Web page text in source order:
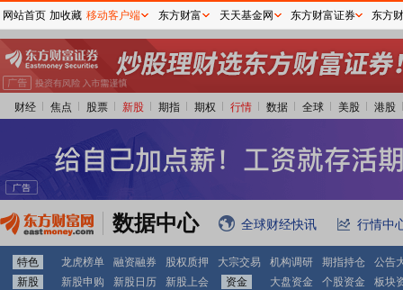
财经 焦点 股票 新股 期指 期权 行情 数据 全球 美股 港股
数据中心 全球财经快讯 行情中
特色 龙虎榜单 融资融券 股权质押 大宗交易 机构调研 期指持仓
公告
新股
新股申购 新股日历 新股上会 资金 大盘资金 个股资金 板块
网站首页 加收藏 移动客户端 东方财富 天天基金网 东方财富证券 东方